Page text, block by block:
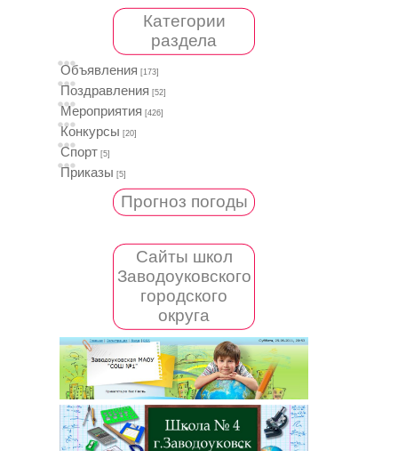
Категории
раздела
Объявления [173]
Поздравления [52]
Мероприятия [426]
Конкурсы [20]
Спорт [5]
Приказы [5]
Прогноз погоды
Сайты школ
Заводоуковского
городского
округа